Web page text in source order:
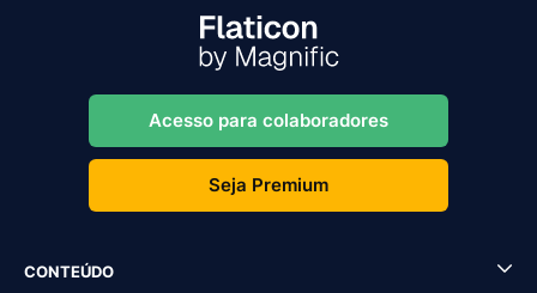
Acesso para colaboradores
Seja Premium
CONTEÚDO